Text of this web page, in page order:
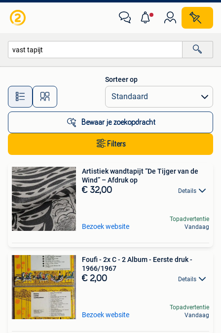
Alle afstanden…
Sorteer op
Bewaar je zoekopdracht
Filters
Artistiek wandtapijt “De Tijger van de
Wind” – Afdruk op
€ 32,00 Details
Bezoek website
Topadvertentie
Vandaag
Foufi - 2x C - 2 Album - Eerste druk -
1966/1967
€ 2,00 Details
Bezoek website
Topadvertentie
Vandaag